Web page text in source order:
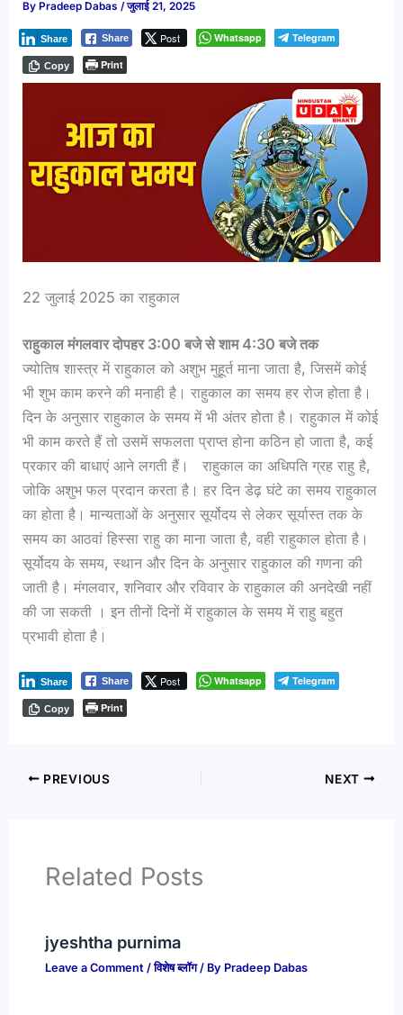
By Pradeep Dabas/जुलाई 21, 2025
Share Post
Share Whatsapp Telegram
Copy Print
22 जुलाई 2025 का राहुकाल
राहुकाल मंगलवार दोपहर 3:00 बजे से शाम 4:30 बजे तक
ज्योतिष शास्त्र में राहुकाल को अशुभ मुहूर्त माना जाता है, जिसमें कोई
भी शुभ काम करने की मनाही है। राहुकाल का समय हर रोज होता है।
दिन के अनुसार राहुकाल के समय में भी अंतर होता है। राहुकाल में कोई
भी काम करते हैं तो उसमें सफलता प्राप्त होना कठिन हो जाता है, कई
प्रकार की बाधाएं आने लगती हैं। राहुकाल का अधिपति ग्रह राहु है,
जोकि अशुभ फल प्रदान करता है। हर दिन डेढ़ घंटे का समय राहुकाल
का होता है। मान्यताओं के अनुसार सूर्योदय से लेकर सूर्यास्त तक के
समय का आठवां हिस्सा राहु का माना जाता है, वही राहुकाल होता है।
सूर्योदय के समय, स्थान और दिन के अनुसार राहुकाल की गणना की
जाती है। मंगलवार, शनिवार और रविवार के राहुकाल की अनदेखी नहीं
की जा सकती । इन तीनों दिनों में राहुकाल के समय में राहु बहुत
प्रभावी होता है।
Share Post
Share Whatsapp Telegram
Copy Print
PREVIOUS NEXT
Related Posts
jyeshtha purnima
Leave a Comment /विशेष ब्लॉग/ By Pradeep Dabas